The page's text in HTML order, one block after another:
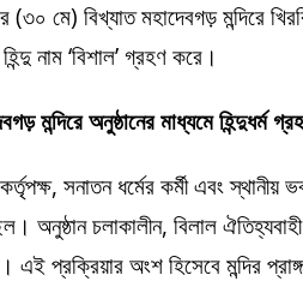
(৩০ মে) বিখ্যাত মহাদেবগড় মন্দিরে
নাম ‘বিশাল’ গ্রহণ করে।
মন্দিরে অনুষ্ঠানের মাধ্যমে হিন্দুধর্ম
কর্তৃপক্ষ, সনাতন ধর্মের কর্মী এবং
অনুষ্ঠান চলাকালীন, বিলাল
এই প্রক্রিয়ার অংশ হিসেবে মন্দির